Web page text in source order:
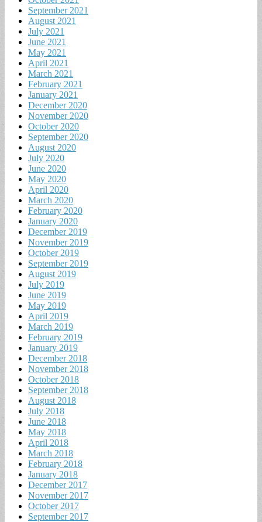
September 2021
August 2021
July 2021
June 2021
May 2021
April 2021
March 2021
February 2021
January 2021
December 2020
November 2020
October 2020
September 2020
August 2020
July 2020
June 2020
May 2020
April 2020
March 2020
February 2020
January 2020
December 2019
November 2019
October 2019
September 2019
August 2019
July 2019
June 2019
May 2019
April 2019
March 2019
February 2019
January 2019
December 2018
November 2018
October 2018
September 2018
August 2018
July 2018
June 2018
May 2018
April 2018
March 2018
February 2018
January 2018
December 2017
November 2017
October 2017
September 2017